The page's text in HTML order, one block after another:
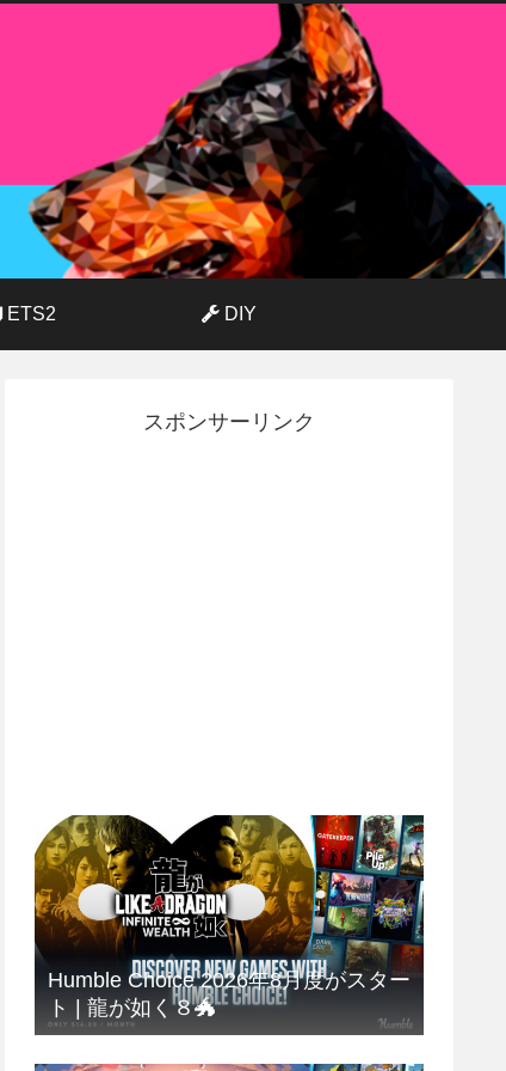
ETS2 DIY
スポンサーリンク
Humble Choice 2026年8月度がスター
ト | 龍が如く８🐲